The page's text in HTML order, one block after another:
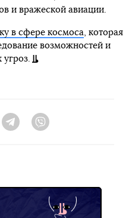
и вражеской авиации.
в сфере космоса, которая
возможностей и
Telegram